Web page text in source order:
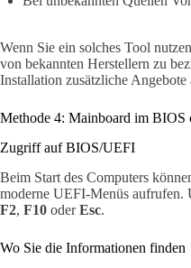
Wenn Sie ein solches Tool
von bekannten Herstellern zu
Installation zusätzliche Angebote
Methode 4: Mainboard im BIOS
Zugriff auf BIOS/UEFI
Beim Start des Computers
moderne UEFI-Menüs aufrufen.
F2, F10 oderEsc.
Wo Sie die Informationen finden